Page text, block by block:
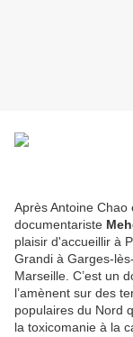
Après Antoine
documentariste
plaisir d'accueillir à
Grandi à Garges-
Marseille. C’est un
l’amènent sur des
populaires du Nord
la toxicomanie à la